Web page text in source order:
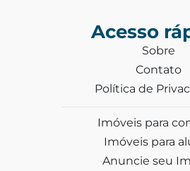
Acesso
Sobre
Contato
Política de
Imóveis para
Imóveis para
Anuncie seu